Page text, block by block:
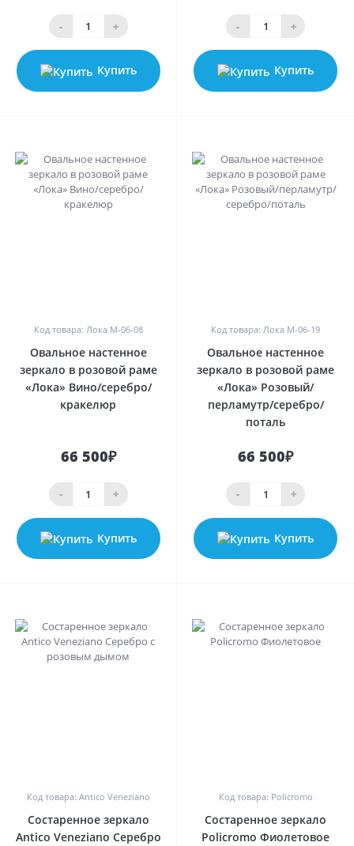
- +
Купить
- +
Купить
Код товара: Лока M-06-08
Овальное настенное
зеркало в розовой раме
«Лока» Вино/серебро/
кракелюр
66 500₽
- +
Купить
Код товара: Лока M-06-19
Овальное настенное
зеркало в розовой раме
«Лока» Розовый/
перламутр/серебро/
поталь
66 500₽
- +
Купить
Код товара: Antico Veneziano
Состаренное зеркало
Antico Veneziano Серебро
Код товара: Policromo
Состаренное зеркало
Policromo Фиолетовое